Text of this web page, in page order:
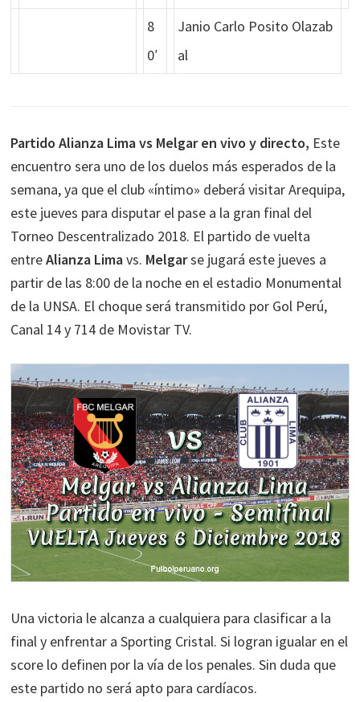
8
0′
Janio Carlo Posito Olazab
al
Partido Alianza Lima vs Melgar en vivo y directo, Este
encuentro sera uno de los duelos más esperados de la
semana, ya que el club «íntimo» deberá visitar Arequipa,
este jueves para disputar el pase a la gran final del
Torneo Descentralizado 2018. El partido de vuelta
entreAlianza Limavs. Melgarse jugará este jueves a
partir de las 8:00 de la noche en el estadio Monumental
de la UNSA. El choque será transmitido por Gol Perú,
Canal 14 y 714 de Movistar TV.
Una victoria le alcanza a cualquiera para clasificar a la
final y enfrentar a Sporting Cristal. Si logran igualar en el
score lo definen por la vía de los penales. Sin duda que
este partido no será apto para cardíacos.